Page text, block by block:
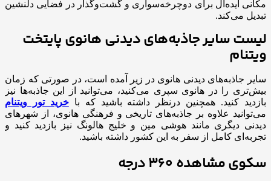
مکانی ایده‌آل برای دوچرخه‌سواری و گشت‌وگذار در فضایی دلنشین
تبدیل می‌کند.
لیست سایر جاذبه‌های دیدنی هانوی پایتخت
ویتنام
سایر جاذبه‌های دیدنی هانوی در زیر آمده است، در صورتی که زمان
بیش‌تری را در هانوی سپری می‌کنید، می‌توانید از این جاذبه‌ها نیز
بازدید کنید. همچنین درنظر داشته باشید که باخرید تور ویتنام
می‌توانید علاوه بر جاذبه‌های تاریخی و فرهنگی هانوی، از شهرهای
دیدنی دیگری مانند هوشی مین و خلیج هالونگ نیز بازدید کنید و
تجربه‌ای کامل از سفر به این کشور داشته باشید.
سکوی مشاهده 360 درجه